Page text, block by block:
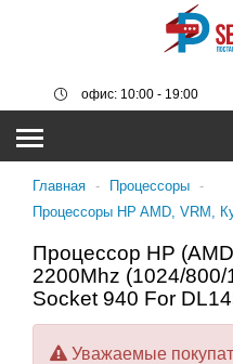
офис: 10:00 - 19:00
Главная - Процессоры -
Процессоры HP AMD, VRM,
Процессор HP
2200Mhz (1024/
Socket 940 For
Уважаемые